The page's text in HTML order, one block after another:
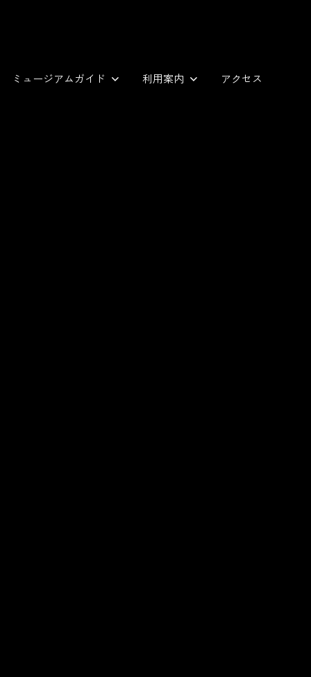
ミュージアムガイド 利用案内 アクセス